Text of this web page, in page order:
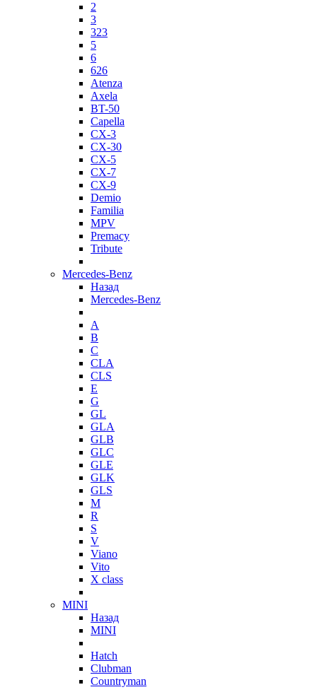
2
3
323
5
6
626
Atenza
Axela
BT-50
Capella
CX-3
CX-30
CX-5
CX-7
CX-9
Demio
Familia
MPV
Premacy
Tribute
Mercedes-Benz
Назад
Mercedes-Benz
A
B
C
CLA
CLS
E
G
GL
GLA
GLB
GLC
GLE
GLK
GLS
M
R
S
V
Viano
Vito
X class
MINI
Назад
MINI
Hatch
Clubman
Countryman